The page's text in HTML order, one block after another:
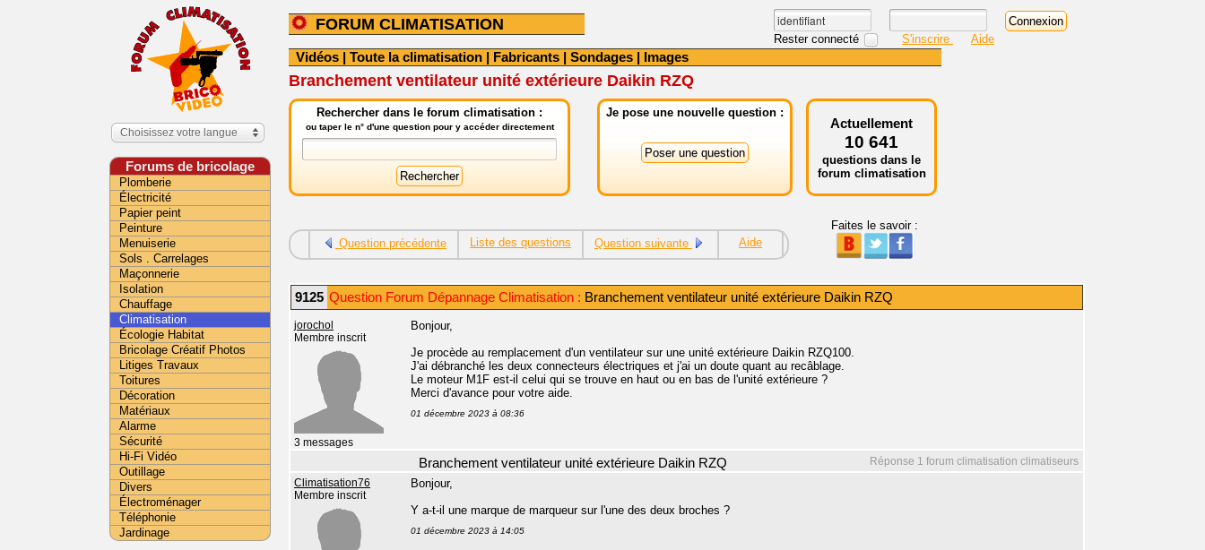
FORUM CLIMATISATION
Rester connecté S'inscrire Aide
Vidéos | Toute la climatisation | Fabricants | Sondages | Images
Branchement ventilateur unité extérieure Daikin RZQ
Rechercher dans le forum climatisation :
ou taper le n° d'une question pour y accéder directement
Je pose une nouvelle question :
Actuellement
10 641
questions dans le
forum climatisation
Question précédente Liste des questions Question suivante Aide
Faites le savoir :
9125 Question Forum Dépannage Climatisation : Branchement ventilateur unité extérieure Daikin RZQ
jorochol
Membre inscrit
3 messages
Bonjour,
Je procède au remplacement d'un ventilateur sur une unité extérieure Daikin RZQ100.
J'ai débranché les deux connecteurs électriques et j'ai un doute quant au recâblage.
Le moteur M1F est-il celui qui se trouve en haut ou en bas de l'unité extérieure ?
Merci d'avance pour votre aide.
01 décembre 2023 à 08:36
Réponse 1 forum climatisation climatiseurs
Branchement ventilateur unité extérieure Daikin RZQ
Climatisation76
Membre inscrit
Bonjour,
Y a-t-il une marque de marqueur sur l'une des deux broches ?
01 décembre 2023 à 14:05
Choisissez votre langue
Forums de bricolage
Plomberie
Électricité
Papier peint
Peinture
Menuiserie
Sols . Carrelages
Maçonnerie
Isolation
Chauffage
Climatisation
Écologie Habitat
Bricolage Créatif Photos
Litiges Travaux
Toitures
Décoration
Matériaux
Alarme
Sécurité
Hi-Fi Vidéo
Outillage
Divers
Électroménager
Téléphonie
Jardinage